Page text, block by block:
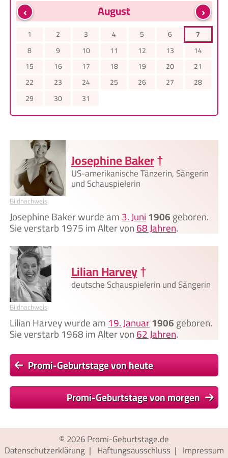
‹ ›
August
1 2 3 4 5 6
7
8
9 10 11 12 13
14
15
16 17 18 19 20
21
22
23 24 25 26 27
28
29
30 31
Bildnachweis
Josephine Baker†
US-amerikanische Tänzerin, Sängerin
und Schauspielerin
Josephine Baker wurde am3. Juni1906geboren.
Sie verstarb 1975 im Alter von68 Jahren.
Bildnachweis
Lilian Harvey†
deutsche Schauspielerin und Sängerin
Lilian Harvey wurde am19. Januar1906geboren.
Sie verstarb 1968 im Alter von62 Jahren.
Promi-Geburtstage von heute
Promi-Geburtstage von morgen
© 2026Promi-Geburtstage.de
Datenschutzerklärung| Haftungsausschluss | Impressum